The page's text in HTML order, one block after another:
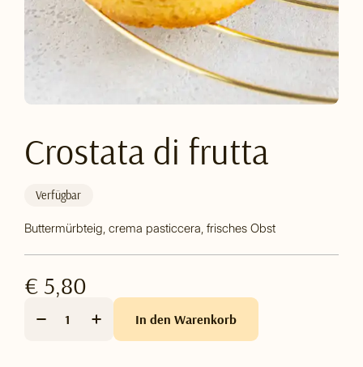
Crostata di frutta
Verfügbar
Buttermürbteig, crema pasticcera, frisches Obst
€ 5,80
In den Warenkorb